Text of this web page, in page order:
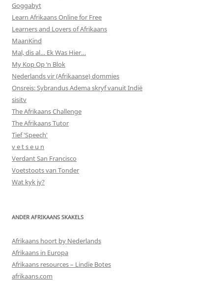
Goggabyt
Learn Afrikaans Online for Free
Learners and Lovers of Afrikaans
MaanKind
Mal, dis al… Ek Was Hier…
My Kop Op ‘n Blok
Nederlands vir (Afrikaanse) dommies
Onsreis: Sybrandus Adema skryf vanuit Indië
sisitv
The Afrikaans Challenge
The Afrikaans Tutor
Tief 'Speech'
v e t s e u n
Verdant San Francisco
Voetstoots van Tonder
Wat kyk jy?
ANDER AFRIKAANS SKAKELS
Afrikaans hoort by Nederlands
Afrikaans in Europa
Afrikaans resources – Lindie Botes
afrikaans.com